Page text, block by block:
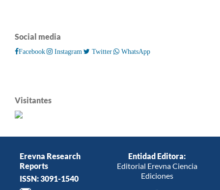
Social media
Facebook Instagram Twitter WhatsApp
Visitantes
Erevna Research
Reports
ISSN: 3091-1540
Entidad Editora:
Editorial Erevna Ciencia
Ediciones